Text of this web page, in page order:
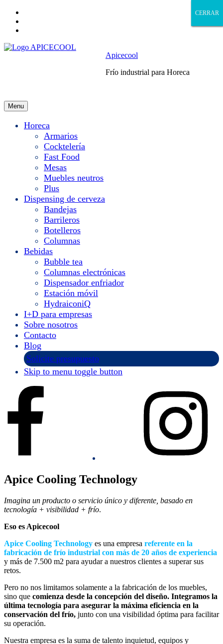
content
footer
Apicecool
Frío industrial para Horeca
Menu
Horeca
Armarios
Cocktelería
Fast Food
Mesas
Muebles neutros
Plus
Dispensing de cerveza
Bandejas
Barrileros
Botelleros
Columnas
Bebidas
Bubble tea
Columnas electrónicas
Dispensador enfriador
Estación móvil
HydraiconiQ
I+D para empresas
Sobre nosotros
Contacto
Blog
Solicite presupuesto
Skip to menu toggle button
Apice Cooling Technology
Imagina un producto o servicio único y diferente, basado en
tecnología + visibilidad + frío.
Eso es Apicecool
Apice Cooling Technology es una empresa referente en la
fabricación de frío industrial con más de 20 años de experiencia
y más de 7.500 m2 para ayudar a nuestros clientes a superar sus
retos.
Pero no nos limitamos solamente a la fabricación de los muebles,
sino que comienza desde la concepción del diseño. Integramos la
última tecnología para asegurar la máxima eficiencia en la
conservación del frío, junto con una visibilidad óptima para facilitar
su operación.
Nuestra empresa es la suma de talento inquietud, equipos y
CERRAR
CERRAR
CERRAR
CERRAR